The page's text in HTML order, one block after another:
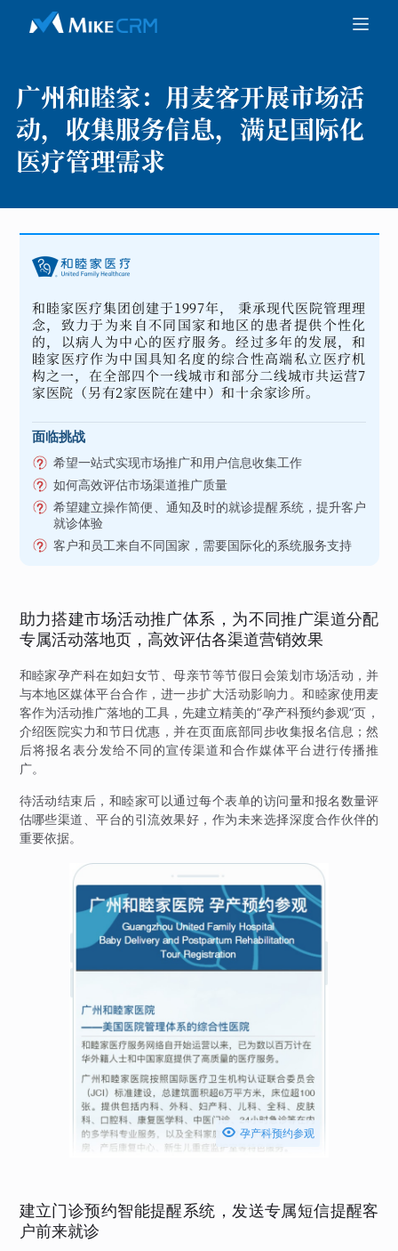
广州和睦家： 用麦客开展市场活
动，收集服务信息，满足国际化
医疗管理需求
和睦家医疗集团创建于1997年， 秉承现代医院管理理
念，致力于为来自不同国家和地区的患者提供个性化
的，以病人为中心的医疗服务。经过多年的发展，和
睦家医疗作为中国具知名度的综合性高端私立医疗机
构之一，在全部四个一线城市和部分二线城市共运营7
家医院（另有2家医院在建中）和十余家诊所。
面临挑战
希望一站式实现市场推广和用户信息收集工作
如何高效评估市场渠道推广质量
希望建立操作简便、通知及时的就诊提醒系统，提升客户
就诊体验
客户和员工来自不同国家，需要国际化的系统服务支持
助力搭建市场活动推广体系，为不同推广渠道分配
专属活动落地页，高效评估各渠道营销效果
和睦家孕产科在如妇女节、母亲节等节假日会策划市场活动，并
与本地区媒体平台合作，进一步扩大活动影响力。和睦家使用麦
客作为活动推广落地的工具，先建立精美的“孕产科预约参观”页，
介绍医院实力和节日优惠，并在页面底部同步收集报名信息；然
后将报名表分发给不同的宣传渠道和合作媒体平台进行传播推
广。
待活动结束后，和睦家可以通过每个表单的访问量和报名数量评
估哪些渠道、平台的引流效果好，作为未来选择深度合作伙伴的
重要依据。
 孕产科预约参观
建立门诊预约智能提醒系统，发送专属短信提醒客
户前来就诊